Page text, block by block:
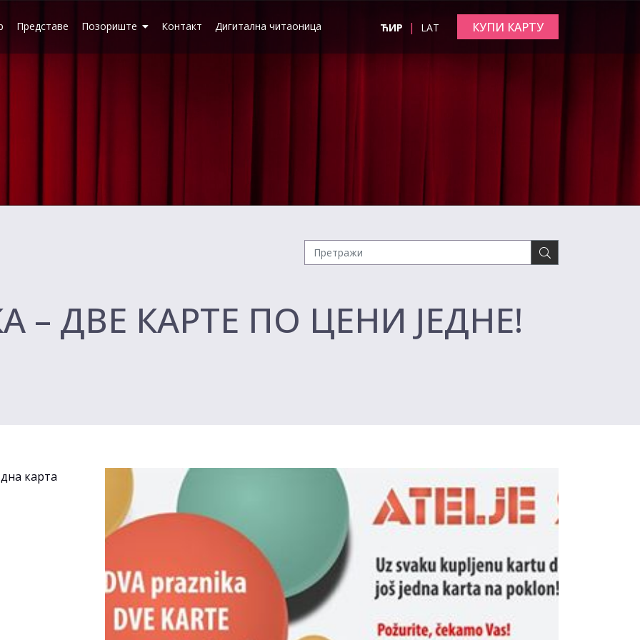
Представе Позориште Контакт Дигитална читаоница ЋИР | LAT КУПИ КАРТУ
– ДВЕ КАРТЕ ПО ЦЕНИ ЈЕДНЕ!
карта